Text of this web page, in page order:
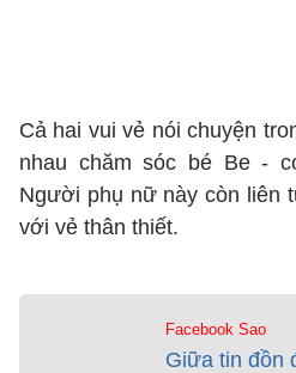
Cả hai vui vẻ nói chuyện
nhau chăm sóc bé Be -
Người phụ nữ này còn liên
với vẻ thân thiết.
Facebook Sao
Giữa tin đồn